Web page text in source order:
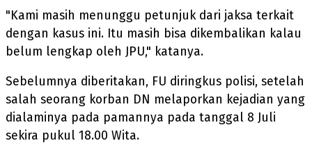
"Kami masih menunggu petunjuk dari jaksa terkait
dengan kasus ini. Itu masih bisa dikembalikan kalau
belum lengkap oleh JPU," katanya.
Sebelumnya diberitakan, FU diringkus polisi, setelah
salah seorang korban DN melaporkan kejadian yang
dialaminya pada pamannya pada tanggal 8 Juli
sekira pukul 18.00 Wita.